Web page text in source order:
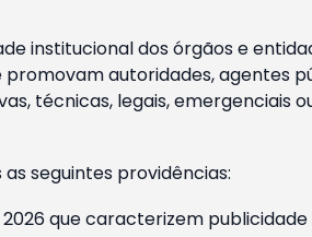
institucional dos órgãos e
autoridades, agentes
técnicas, legais, emergenciais
seguintes providências:
que caracterizem